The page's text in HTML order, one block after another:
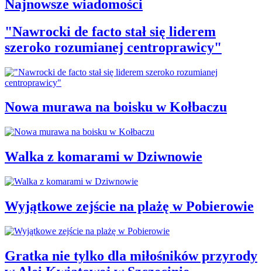
Najnowsze wiadomości
"Nawrocki de facto stał się liderem
szeroko rozumianej centroprawicy"
Nowa murawa na boisku w Kołbaczu
Walka z komarami w Dziwnowie
Wyjątkowe zejście na plażę w Pobierowie
Gratka nie tylko dla miłośników przyrody